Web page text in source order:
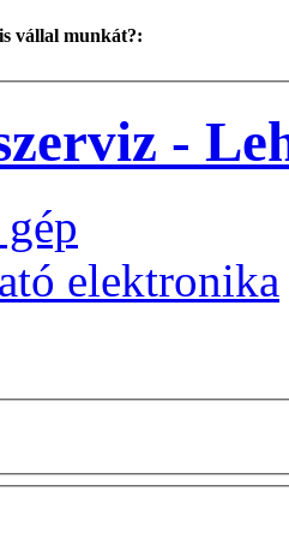
vállal munkát?:
-
elektronika